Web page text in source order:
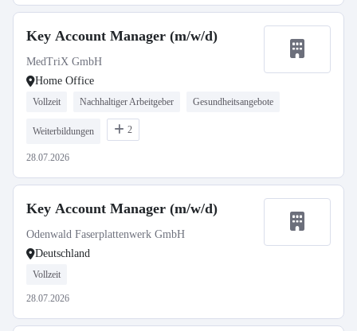
Key Account Manager (m/w/d)
MedTriX GmbH
Home Office
Vollzeit Nachhaltiger Arbeitgeber Gesundheitsangebote
Weiterbildungen 2
28.07.2026
Key Account Manager (m/w/d)
Odenwald Faserplattenwerk GmbH
Deutschland
Vollzeit
28.07.2026